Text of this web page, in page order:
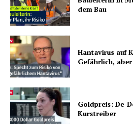
dem Bau
Hantavirus auf
Gefährlich,
Goldpreis: De-
Kurstreiber